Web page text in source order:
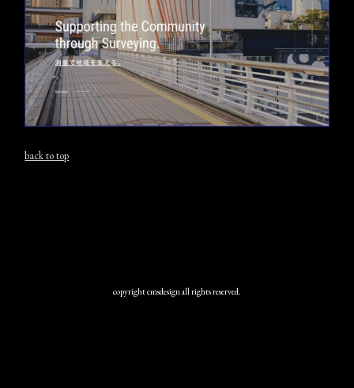
back to top
copyright cmsdesign all rights reserved.